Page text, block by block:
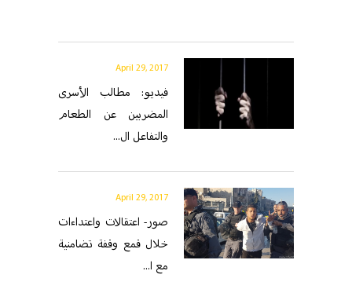
April 29, 2017
فيديو: مطالب الأسرى
المضربين عن الطعام
والتفاعل ال...
April 29, 2017
صور- اعتقالات واعتداءات
خلال قمع وقفة تضامنية
مع ا...